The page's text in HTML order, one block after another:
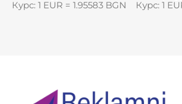
Курс: 1 EUR = 1.95583 BGN Курс: 1